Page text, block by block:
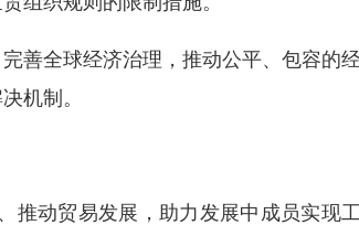
善全球经济治理，推动公平、包容的
机制。
动贸易发展，助力发展中成员实现